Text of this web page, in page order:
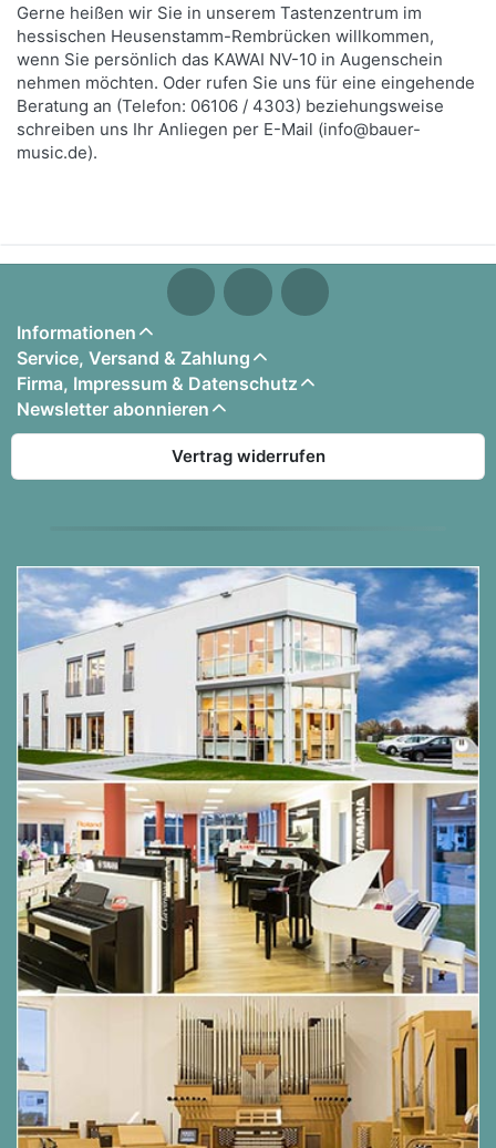
Gerne heißen wir Sie in unserem Tastenzentrum im
hessischen Heusenstamm-Rembrücken willkommen,
wenn Sie persönlich das KAWAI NV-10 in Augenschein
nehmen möchten. Oder rufen Sie uns für eine eingehende
Beratung an (Telefon: 06106 / 4303) beziehungsweise
schreiben uns Ihr Anliegen per E-Mail (info@bauer-
music.de).
Informationen
Service, Versand & Zahlung
Firma, Impressum & Datenschutz
Newsletter abonnieren
Vertrag widerrufen